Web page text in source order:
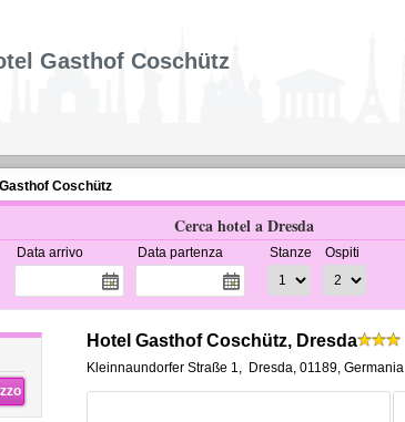
Gasthof Coschütz
Coschütz
Cerca hotel a Dresda
Data arrivo Data partenza Stanze Ospiti
Hotel Gasthof Coschütz, Dresda
Kleinnaundorfer Straße 1, Dresda, 01189, Germania